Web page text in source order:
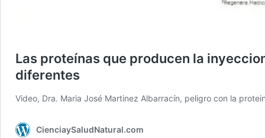
Las proteínas que producen la
diferentes
Video, Dra. Maria José Martinez Albarracín, peligro con la
CienciaySaludNatural.com